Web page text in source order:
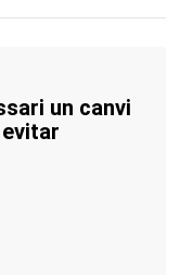
un canvi